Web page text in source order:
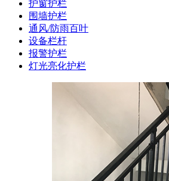
护窗护栏
围墙护栏
通风/防雨百叶
设备栏杆
报警护栏
灯光亮化护栏